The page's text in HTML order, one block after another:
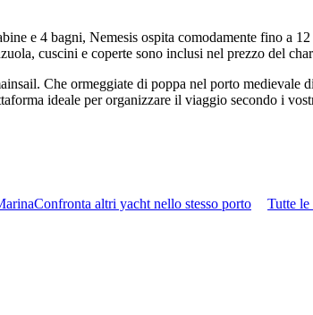
e 4 bagni, Nemesis ospita comodamente fino
cuscini e coperte sono inclusi nel prezzo del
Che ormeggiate di poppa nel porto
ideale per organizzare il viaggio secondo i
Confronta altri yacht nello stesso porto Tutte le